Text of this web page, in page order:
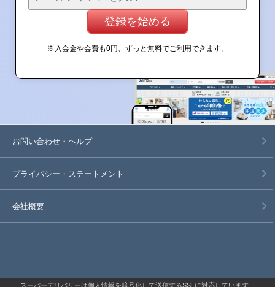
登録を始める
※入会金や会費も0円、ずっと無料でご利用できます。
お問い合わせ・ヘルプ
プライバシー・ ステートメント
会社概要
スーパーデリバリーは個人情報を暗号化して送信するSSLに対応しています。